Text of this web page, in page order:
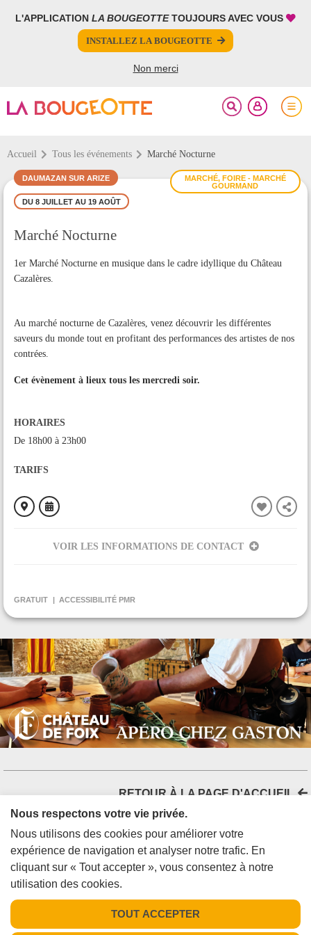
L'APPLICATION LA BOUGEOTTETOUJOURS AVEC VOUS
INSTALLEZ LA BOUGEOTTE
Non merci
Accueil Tous les événements Marché Nocturne
MARCHÉ, FOIRE - MARCHÉ
GOURMAND
DAUMAZAN SUR ARIZE
DU 8 JUILLET AU 19 AOÛT
Marché Nocturne
1er Marché Nocturne en musique dans le cadre idyllique du Château
Cazalères.
Au marché nocturne de Cazalères, venez découvrir les différentes
saveurs du monde tout en profitant des performances des artistes de nos
contrées.
Cet évènement à lieux tous les mercredi soir.
HORAIRES
De 18h00 à 23h00
TARIFS
VOIR LES INFORMATIONS DE CONTACT
Contacter l'organisateur
LIEU
Château Cazalères
Village
09350 DAUMAZAN SUR ARIZE
GRATUIT ACCESSIBILITÉ PMR
RETOUR À LA PAGE D'ACCUEIL
FERMER
Pour ajouter cet évènement à vos favoris, vous devez
être connecté.
SE CONNECTER
FERMER
PARTAGER
La newsletter
FERMER
Votre inscription à la newsletter a été effectuée.
Nous respectons votre vie privée.
Nous utilisons des cookies pour améliorer votre
expérience de navigation et analyser notre trafic. En
cliquant sur « Tout accepter », vous consentez à notre
utilisation des cookies.
TOUT ACCEPTER